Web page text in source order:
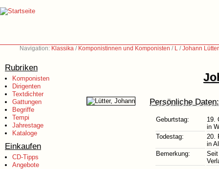
Navigation: Klassika / Komponistinnen und Komponisten / L /Johann
Rubriken
Komponisten
Dirigenten
Textdichter
Gattungen
Begriffe
Tempi
Jahrestage
Kataloge
Einkaufen
CD-Tipps
Angebote
Persönliche Daten:
Geburtstag:
19.
in
Todestag:
20.
in
Bemerkung: